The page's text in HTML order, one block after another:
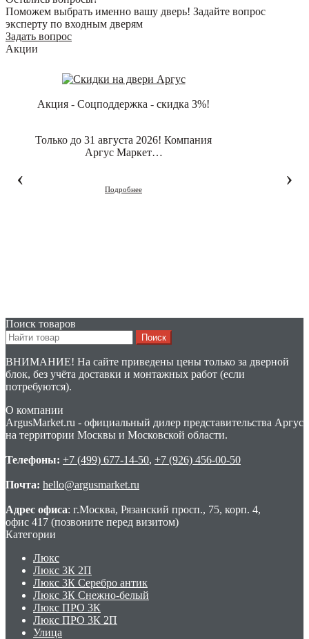
Поможем выбрать именно вашу дверь! Задайте вопрос
эксперту по входным дверям
Задать вопрос
Акции
Акция - Соцподдержка - скидка 3%!
Только до 31 августа 2026! Компания
Аргус Маркет…
Подробнее
‹ ›
Поиск товаров
Search
for:
ВНИМАНИЕ! На сайте приведены цены только за дверной
блок, без учёта доставки и монтажных работ (если
потребуются).
О компании
ArgusMarket.ru - официальный дилер представительства Аргус
на территории Москвы и Московской области.
Телефоны: +7 (499) 677-14-50, +7 (926) 456-00-50
Почта: hello@argusmarket.ru
Адрес офиса: г.Москва, Рязанский просп., 75, корп. 4,
офис 417 (позвоните перед визитом)
Категории
Люкс
Люкс 3К 2П
Люкс 3К Серебро антик
Люкс 3К Снежно-белый
Люкс ПРО 3К
Люкс ПРО 3К 2П
Улица